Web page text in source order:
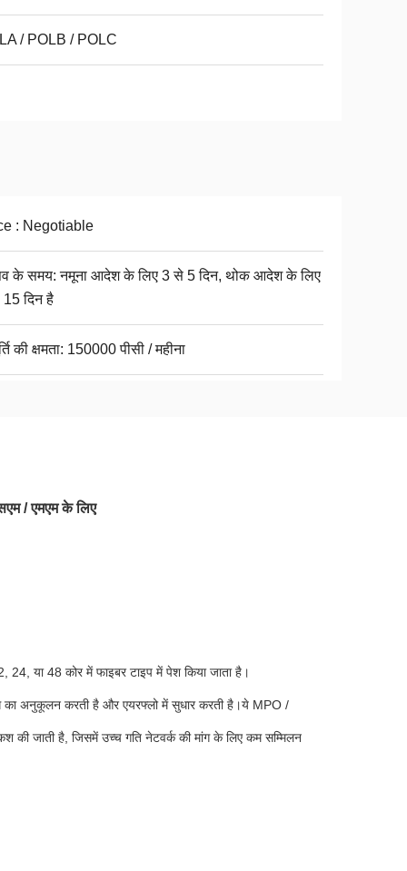
/ POLB / POLC
: Negotiable
के समय: नमूना आदेश के लिए 3 से 5 दिन, थोक आदेश के लिए
दिन है
की क्षमता: 150000 पीसी / महीना
/ एमएम के लिए
या 48 कोर में फाइबर टाइप में पेश किया जाता है।
अनुकूलन करती है और एयरफ्लो में सुधार करती है।ये MPO /
की जाती है, जिसमें उच्च गति नेटवर्क की मांग के लिए कम सम्मिलन